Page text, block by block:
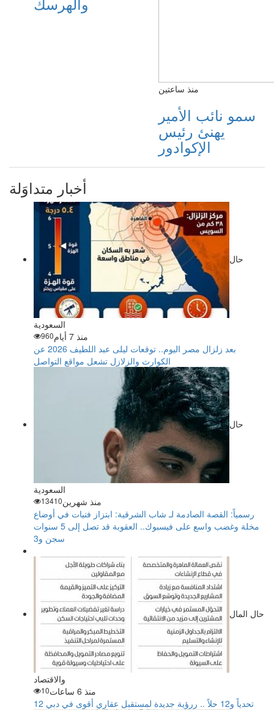
منذ ساعتين
سمو نائب الأمير
يهنئ رئيس
الإكوادور
أخبار متداوَلة
حال
السعودية
منذ 7 أيام
960
بعد زلزال مصر اليوم.. توقعات ليلى عبد اللطيف 2026 عن
الكوارث والزلازل تشعل مواقع التواصل
حال
السعودية
منذ شهرين13410
رسمياً: القصة الصادمة لـ شاب الشرقية: ابتزاز فتيات في أوضاع
مخلة وغضب واسع على فيسبوك.. العقوبة قد تصل إلى 5 سنوات
سجن و3
حال المال
والاقتصاد
منذ 6 ساعات
10
12 تحدياً و12 حلاً .. ررؤية جديدة لمستقبل عقاري أقوى في دبي